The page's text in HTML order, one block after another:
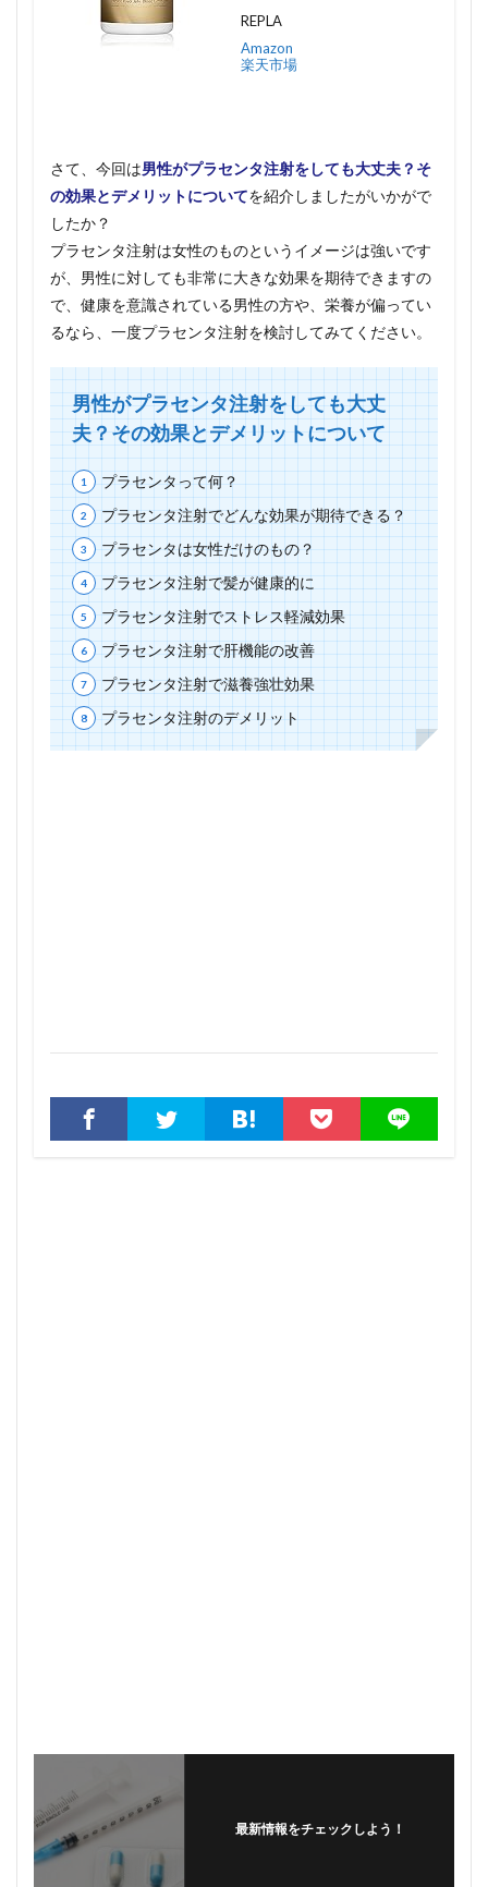
REPLA
Amazon
楽天市場
さて、今回は男性がプラセンタ注射をしても大丈夫？そ
の効果とデメリットについてを紹介しましたがいかがで
したか？
プラセンタ注射は女性のものというイメージは強いです
が、男性に対しても非常に大きな効果を期待できますの
で、健康を意識されている男性の方や、栄養が偏ってい
るなら、一度プラセンタ注射を検討してみてください。
男性がプラセンタ注射をしても大丈
夫？その効果とデメリットについて
プラセンタって何？
プラセンタ注射でどんな効果が期待できる？
プラセンタは女性だけのもの？
プラセンタ注射で髪が健康的に
プラセンタ注射でストレス軽減効果
プラセンタ注射で肝機能の改善
プラセンタ注射で滋養強壮効果
プラセンタ注射のデメリット
最新情報をチェックしよう！